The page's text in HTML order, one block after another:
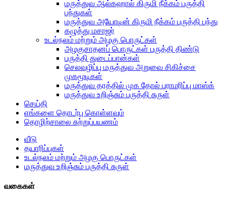
மருத்துவ ஆல்கஹால் கிருமி நீக்கம் பருத்தி
பந்துகள்
மருத்துவ அயோடின் கிருமி நீக்கம் பருத்தி பந்து
கழுத்து மசாஜர்
உடல்நலம் மற்றும் அழகு பொருட்கள்
அழகுசாதனப் பொருட்கள் பருத்தி திண்டு
பருத்தி துடைப்பான்கள்
செலவழிப்பு மருத்துவ அறுவை சிகிச்சை
முகமூடிகள்
மருத்துவ தரத்தில் முக தோல் பராமரிப்பு மாஸ்க்
மருத்துவ உறிஞ்சும் பருத்தி சுருள்
செய்தி
எங்களை தொடர்பு கொள்ளவும்
தொழிற்சாலை சுற்றுப்பயணம்
வீடு
தயாரிப்புகள்
உடல்நலம் மற்றும் அழகு பொருட்கள்
மருத்துவ உறிஞ்சும் பருத்தி சுருள்
வகைகள்